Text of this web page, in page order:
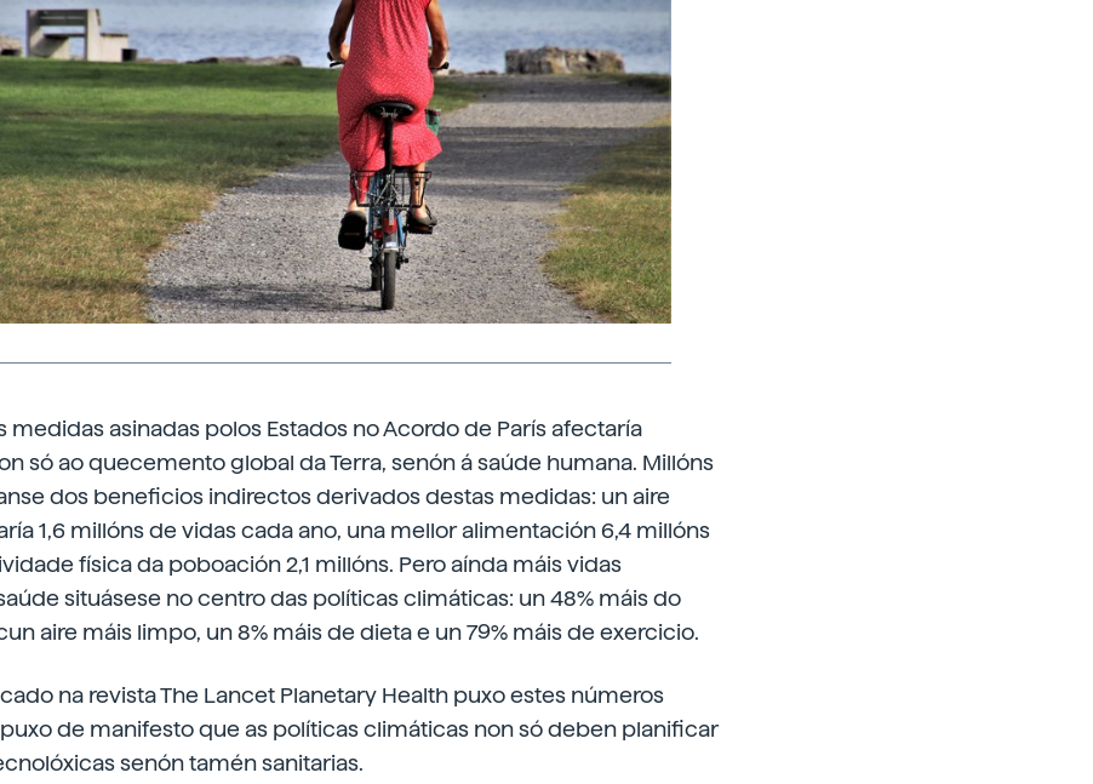
medidas asinadas polos Estados no Acordo de París afectaría
só ao quecemento global da Terra, senón á saúde humana. Millóns
dos beneficios indirectos derivados destas medidas: un aire
1,6 millóns de vidas cada ano, una mellor alimentación 6,4 millóns
física da poboación 2,1 millóns. Pero aínda máis vidas
situásese no centro das políticas climáticas: un 48% máis do
aire máis limpo, un 8% máis de dieta e un 79% máis de exercicio.
na revista The Lancet Planetary Health puxo estes números
de manifesto que as políticas climáticas non só deben planificar
senón tamén sanitarias.